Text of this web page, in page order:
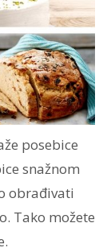
posebice
snažnom
obrađivati
Tako možete